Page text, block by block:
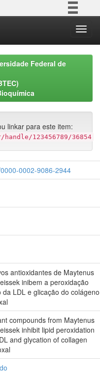
Participe
Acesso à informação
Canais
Federal de
linkar para este item:
123456789/36854
0002-9086-2944
antioxidantes de Maytenus
inibem a peroxidação
LDL e glicação do colágeno
compounds from Maytenus
inhibit lipid peroxidation
and glycation of collagen